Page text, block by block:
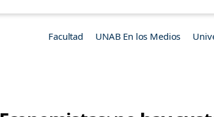
Facultad UNAB En los Medios